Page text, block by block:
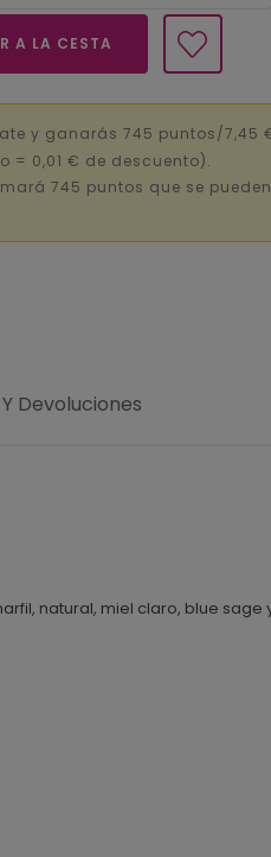
A LA CESTA
y ganarás 745 puntos/7,45
= 0,01 € de descuento).
745 puntos que se
Devoluciones
natural, miel claro, blue sage